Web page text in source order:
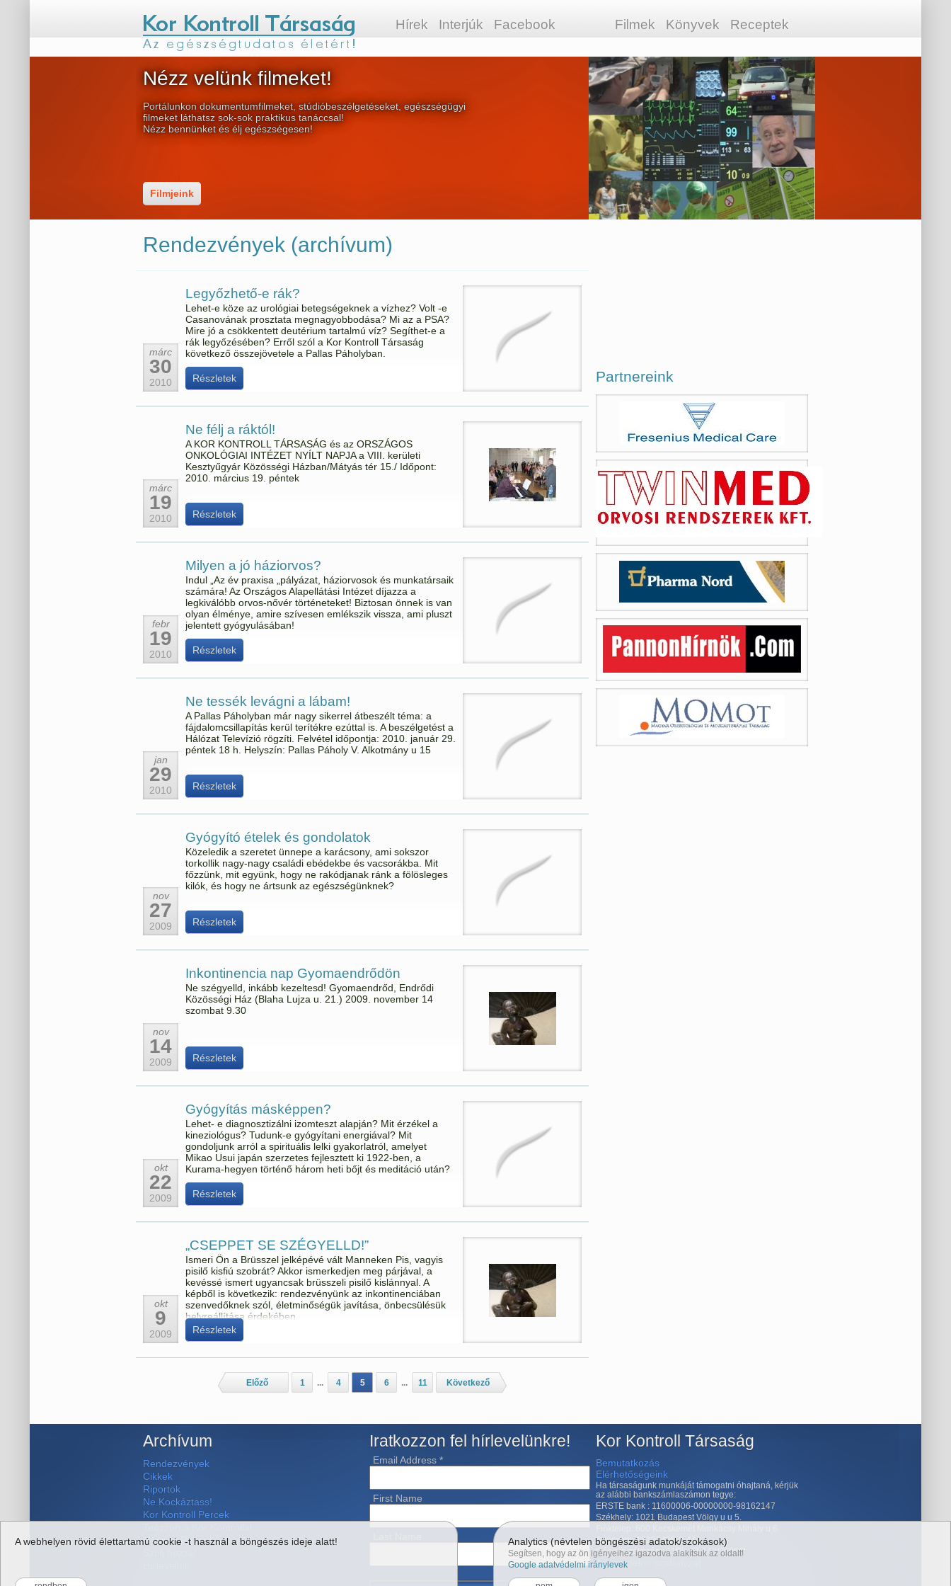
Hírek Interjúk Facebook Filmek Könyvek Receptek
Nézz velünk filmeket!
Portálunkon dokumentumfilmeket, stúdióbeszélgetéseket, egészségügyi
filmeket láthatsz sok-sok praktikus tanáccsal!
Nézz bennünket és élj egészségesen!
Filmjeink
Rendezvények (archívum)
márc
30
2010
Legyőzhető-e rák?
Lehet-e köze az urológiai betegségeknek a vízhez? Volt -e
Casanovának prosztata megnagyobbodása? Mi az a PSA?
Mire jó a csökkentett deutérium tartalmú víz? Segíthet-e a
rák legyőzésében? Erről szól a Kor Kontroll Társaság
következő összejövetele a Pallas Páholyban.
Részletek
márc
19
2010
Ne félj a ráktól!
A KOR KONTROLL TÁRSASÁG és az ORSZÁGOS
ONKOLÓGIAI INTÉZET NYÍLT NAPJA a VIII. kerületi
Kesztyűgyár Közösségi Házban/Mátyás tér 15./ Időpont:
2010. március 19. péntek
Részletek
febr
19
2010
Milyen a jó háziorvos?
Indul „Az év praxisa „pályázat, háziorvosok és munkatársaik
számára! Az Országos Alapellátási Intézet díjazza a
legkiválóbb orvos-nővér történeteket! Biztosan önnek is van
olyan élménye, amire szívesen emlékszik vissza, ami pluszt
jelentett gyógyulásában!
Részletek
jan
29
2010
Ne tessék levágni a lábam!
A Pallas Páholyban már nagy sikerrel átbeszélt téma: a
fájdalomcsillapítás kerül terítékre ezúttal is. A beszélgetést a
Hálózat Televízió rögzíti. Felvétel időpontja: 2010. január 29.
péntek 18 h. Helyszín: Pallas Páholy V. Alkotmány u 15
Részletek
nov
27
2009
Gyógyító ételek és gondolatok
Közeledik a szeretet ünnepe a karácsony, ami sokszor
torkollik nagy-nagy családi ebédekbe és vacsorákba. Mit
főzzünk, mit együnk, hogy ne rakódjanak ránk a fölösleges
kilók, és hogy ne ártsunk az egészségünknek?
Részletek
nov
14
2009
Inkontinencia nap Gyomaendrődön
Ne szégyelld, inkább kezeltesd! Gyomaendrőd, Endrődi
Közösségi Ház (Blaha Lujza u. 21.) 2009. november 14
szombat 9.30
Részletek
okt
22
2009
Gyógyítás másképpen?
Lehet- e diagnosztizálni izomteszt alapján? Mit érzékel a
kineziológus? Tudunk-e gyógyítani energiával? Mit
gondoljunk arról a spirituális lelki gyakorlatról, amelyet
Mikao Usui japán szerzetes fejlesztett ki 1922-ben, a
Kurama-hegyen történő három heti bőjt és meditáció után?
Részletek
okt
9
2009
„CSEPPET SE SZÉGYELLD!”
Ismeri Ön a Brüsszel jelképévé vált Manneken Pis, vagyis
pisilő kisfiú szobrát? Akkor ismerkedjen meg párjával, a
kevéssé ismert ugyancsak brüsszeli pisilő kislánnyal. A
képből is következik: rendezvényünk az inkontinenciában
szenvedőknek szól, életminőségük javítása, önbecsülésük
helyreállítása érdekében.
Részletek
Előző 1 ... 4 5 6 ... 11 Következő
Partnereink
Archívum
Rendezvények
Cikkek
Riportok
Ne Kockáztass!
Kor Kontroll Percek
Hangos Recept
Iratkozzon fel hírlevelünkre!
Email Address *
First Name
Kor Kontroll Társaság
Bemutatkozás
Elérhetőségeink
Ha társaságunk munkáját támogatni óhajtaná, kérjük
az alábbi bankszámlaszámon tegye:
ERSTE bank : 11600006-00000000-98162147
Székhely: 1021 Budapest Völgy u u 5.
Adószám: 18121496-1-41
Cégjegyzékszám: 11Pk. 61.142/2005/7
Adatvédelmi szabályzat
A webhelyen rövid élettartamú cookie -t használ a böngészés ideje alatt! Analytics (névtelen böngészési adatok/szokások)
Segítsen, hogy az ön igényeihez igazodva alakítsuk az oldalt!
Google adatvédelmi iránylevek